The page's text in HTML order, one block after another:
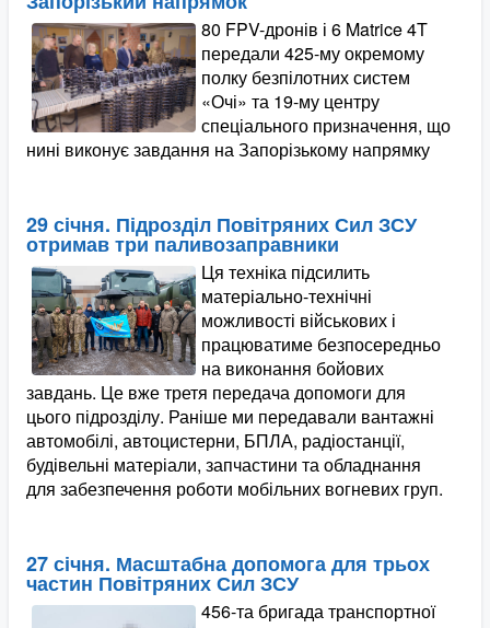
80 FPV-дронів і 6 Matrice 4T
передали 425-му окремому
полку безпілотних систем
«Очі» та 19-му центру
спеціального призначення, що
нині виконує завдання на Запорізькому напрямку
29 січня. Підрозділ Повітряних Сил ЗСУ
отримав три паливозаправники
Ця техніка підсилить
матеріально-технічні
можливості військових і
працюватиме безпосередньо
на виконання бойових
завдань. Це вже третя передача допомоги для
цього підрозділу. Раніше ми передавали вантажні
автомобілі, автоцистерни, БПЛА, радіостанції,
будівельні матеріали, запчастини та обладнання
для забезпечення роботи мобільних вогневих груп.
27 січня. Масштабна допомога для трьох
частин Повітряних Сил ЗСУ
456-та бригада транспортної